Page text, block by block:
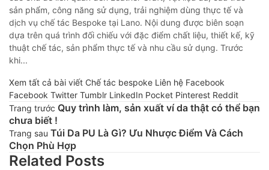
sản phẩm, công năng sử dụng, trải nghiệm dùng thực tế và
dịch vụ chế tác Bespoke tại Lano. Nội dung được biên soạn
dựa trên quá trình đối chiếu với đặc điểm chất liệu, thiết kế, kỹ
thuật chế tác, sản phẩm thực tế và nhu cầu sử dụng. Trước
khi...
Xem tất cả bài viết Chế tác bespoke Liên hệ Facebook
Facebook Twitter Tumblr LinkedIn Pocket Pinterest Reddit
Trang trước Quy trình làm, sản xuất ví da thật có thể bạn
chưa biết !
Trang sau Túi Da PU Là Gì? Ưu Nhược Điểm Và Cách
Chọn Phù Hợp
Related Posts